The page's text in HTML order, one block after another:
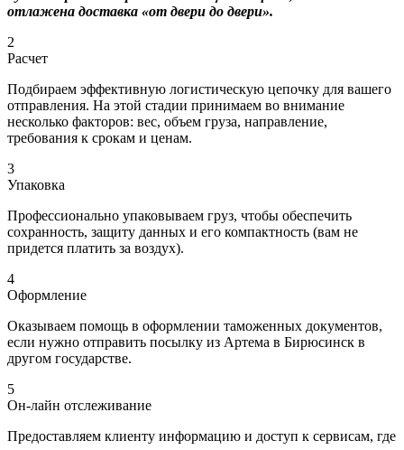
отлажена доставка «от двери до двери».
2
Расчет
Подбираем эффективную логистическую цепочку для вашего
отправления. На этой стадии принимаем во внимание
несколько факторов: вес, объем груза, направление,
требования к срокам и ценам.
3
Упаковка
Профессионально упаковываем груз, чтобы обеспечить
сохранность, защиту данных и его компактность (вам не
придется платить за воздух).
4
Оформление
Оказываем помощь в оформлении таможенных документов,
если нужно отправить посылку из Артема в Бирюсинск в
другом государстве.
5
Он-лайн отслеживание
Предоставляем клиенту информацию и доступ к сервисам, где